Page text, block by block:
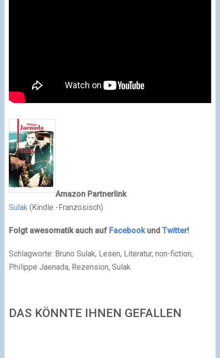
AmazonPartnerlink
Sulak(Kindle -Französisch)
Folgt awesomatikauch auf Facebookund Twitter!
Schlagworte: Bruno Sulak, Lesen, Literatur, non-fiction,
Philippe Jaenada, Rezension, Sulak
DAS KÖNNTE IHNEN GEFALLEN